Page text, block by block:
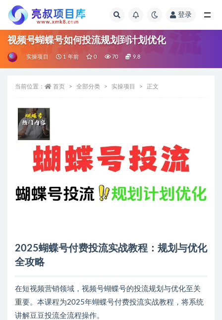
登录
视频号蝴蝶号如何投流规划到计划优化
实操项目 1 年前 0 70 9.8
当前位置： 首页 全部分类 实操项目 正文
2025蝴蝶号付费投流实战教程：规划与优化
全攻略
在短视频营销领域，视频号蝴蝶号的投流规划与优化至关
重要。本课程为2025年蝴蝶号付费投流实战教程，将系统
讲解豆豆投流全流程操作。